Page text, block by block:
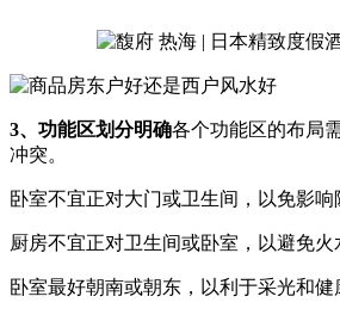
3、功能区划分明确各个功能区的布局
冲突。
卧室不宜正对大门或卫生间，以免影响
厨房不宜正对卫生间或卧室，以避免火
卧室最好朝南或朝东，以利于采光和健